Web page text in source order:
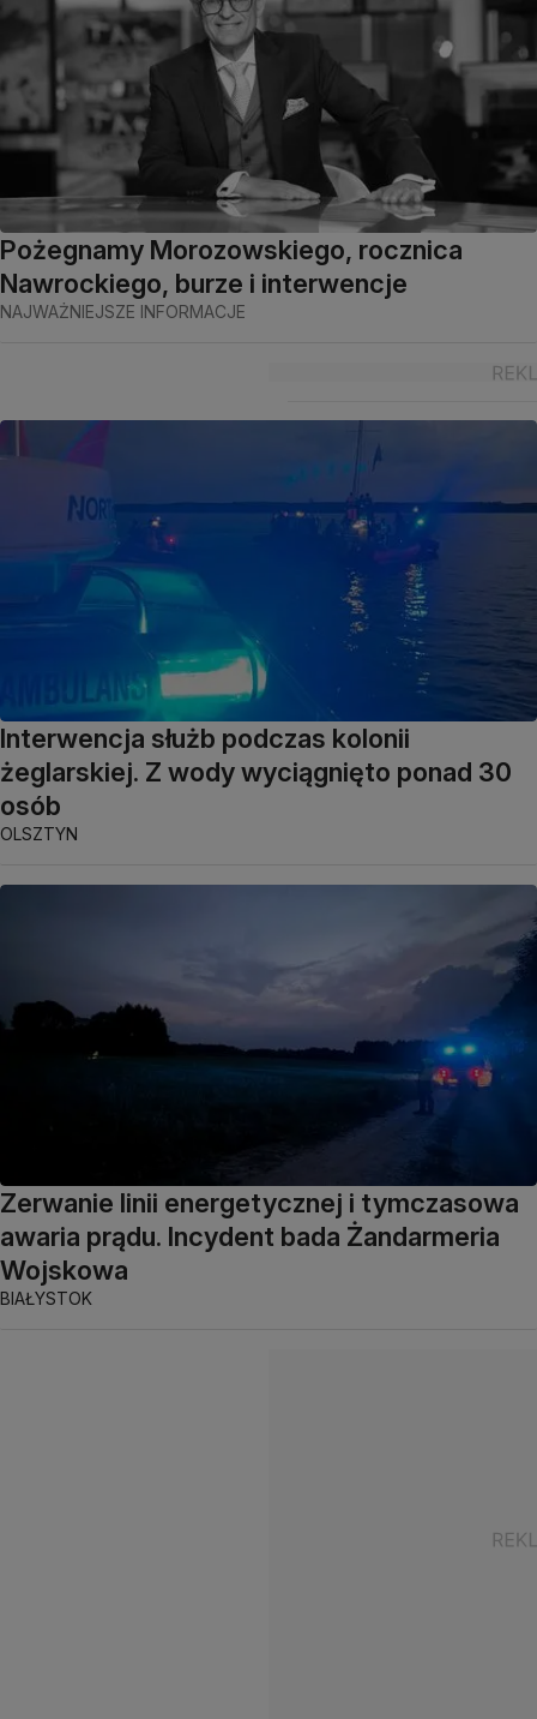
Pożegnamy Morozowskiego, rocznica
Nawrockiego, burze i interwencje
NAJWAŻNIEJSZE INFORMACJE
Interwencja służb podczas kolonii
żeglarskiej. Z wody wyciągnięto ponad 30
osób
OLSZTYN
Zerwanie linii energetycznej i tymczasowa
awaria prądu. Incydent bada Żandarmeria
Wojskowa
BIAŁYSTOK